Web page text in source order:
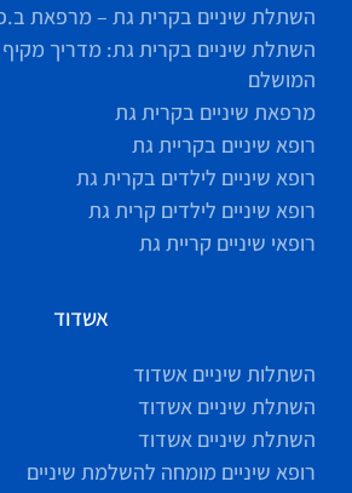
השתלת שיניים בקרית גת – מרפאת
השתלת שיניים בקרית גת: מדריך
המושלם
מרפאת שיניים בקרית גת
רופא שיניים בקריית גת
רופא שיניים לילדים בקרית גת
רופא שיניים לילדים קרית גת
רופאי שיניים קריית גת
אשדוד
השתלות שיניים אשדוד
השתלת שיניים אשדוד
השתלת שיניים אשדוד
רופא שיניים מומחה להשלמת שיניים